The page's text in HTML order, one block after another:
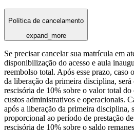
Política de cancelamento
expand_more
Se precisar cancelar sua matrícula em
disponibilização do acesso e aula
reembolso total. Após esse prazo, caso
da liberação da primeira disciplina, será
rescisória de 10% sobre o valor total
custos administrativos e operacionais.
após a liberação da primeira disciplina,
proporcional ao período de prestação
rescisória de 10% sobre o saldo